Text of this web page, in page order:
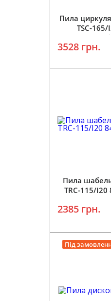
Пила
TSC-
3528 грн.
Пила
TRC-115/
2385 грн.
Під